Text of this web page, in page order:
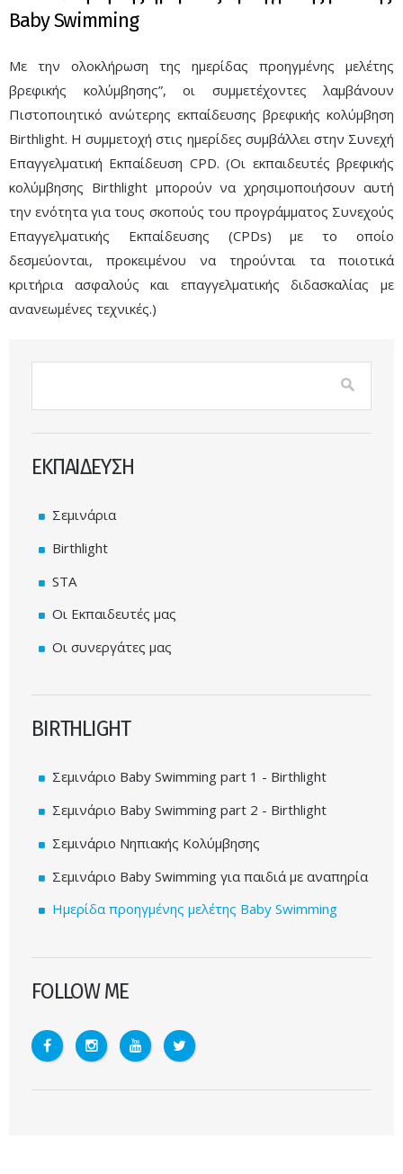
Baby Swimming
Με την ολοκλήρωση της ημερίδας προηγμένης μελέτης
βρεφικής κολύμβησης”, οι συμμετέχοντες λαμβάνουν
Πιστοποιητικό ανώτερης εκπαίδευσης βρεφικής κολύμβηση
Birthlight. Η συμμετοχή στις ημερίδες συμβάλλει στην Συνεχή
Επαγγελματική Εκπαίδευση CPD. (Οι εκπαιδευτές βρεφικής
κολύμβησης Birthlight μπορούν να χρησιμοποιήσουν αυτή
την ενότητα για τους σκοπούς του προγράμματος Συνεχούς
Επαγγελματικής Εκπαίδευσης (CPDs) με το οποίο
δεσμεύονται, προκειμένου να τηρούνται τα ποιοτικά
κριτήρια ασφαλούς και επαγγελματικής διδασκαλίας με
ανανεωμένες τεχνικές.)
ΕΚΠΑΙΔΕΥΣΗ
Σεμινάρια
Birthlight
STA
Οι Εκπαιδευτές μας
Οι συνεργάτες μας
BIRTHLIGHT
Σεμινάριο Baby Swimming part 1 - Birthlight
Σεμινάριο Baby Swimming part 2 - Birthlight
Σεμινάριο Νηπιακής Κολύμβησης
Σεμινάριο Baby Swimming για παιδιά με αναπηρία
Ημερίδα προηγμένης μελέτης Baby Swimming
FOLLOW ME